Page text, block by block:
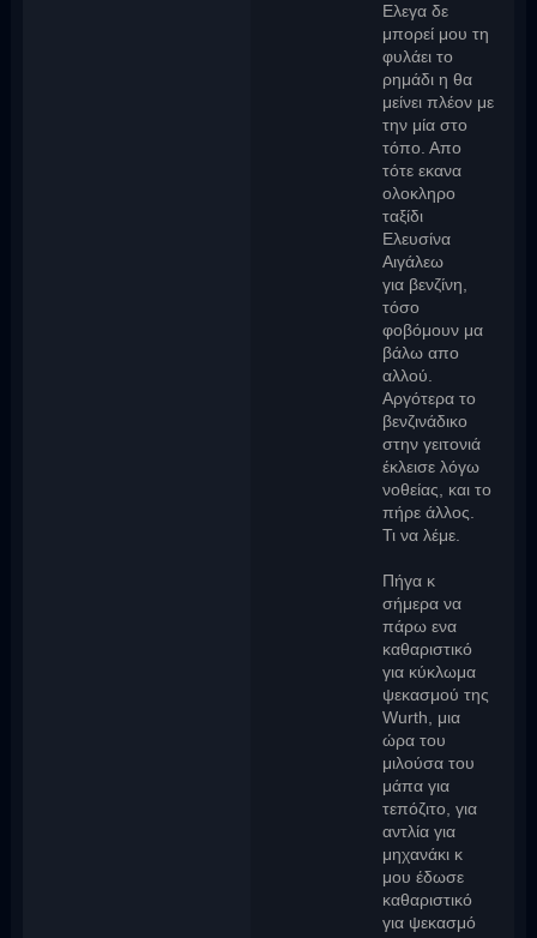
Ελεγα δε
μπορεί μου τη
φυλάει το
ρημάδι η θα
μείνει πλέον με
την μία στο
τόπο. Απο
τότε εκανα
ολοκληρο
ταξίδι
Ελευσίνα
Αιγάλεω
για βενζίνη,
τόσο
φοβόμουν μα
βάλω απο
αλλού.
Αργότερα το
βενζινάδικο
στην γειτονιά
έκλεισε λόγω
νοθείας, και το
πήρε άλλος.
Τι να λέμε.
Πήγα κ
σήμερα να
πάρω ενα
καθαριστικό
για κύκλωμα
ψεκασμού της
Wurth, μια
ώρα του
μιλούσα του
μάπα για
τεπόζιτο, για
αντλία για
μηχανάκι κ
μου έδωσε
καθαριστικό
για ψεκασμό